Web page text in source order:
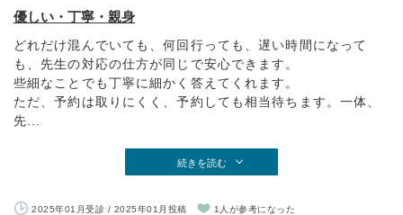
優しい・丁寧・親身
どれだけ混んでいても、何回行っても、遅い時間になって
も、先生の対応の仕方が同じで安心できます。
些細なことでも丁寧に細かく答えてくれます。
ただ、予約は取りにくく、予約しても相当待ちます。一体、
先...
続きを読む
2025年01月受診 / 2025年01月投稿 1人が参考になった